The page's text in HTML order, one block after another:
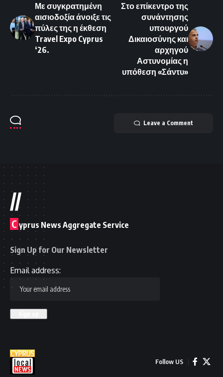
Με συγκρατημένη
αισιοδοξία άνοιξε τις
πύλες της η έκθεση
Travel Expo Cyprus
‘26.
Στο επίκεντρο της
συνάντησης
υπουργού
Δικαιοσύνης και
αρχηγού
Αστυνομίας η
υπόθεση «Σάντυ»
Leave a Comment
//
C yprus News Aggregate Service
Sign Up for Our Newsletter
Email address:
Follow US